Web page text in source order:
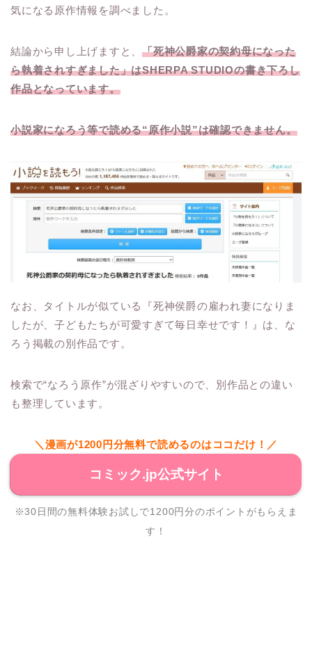
気になる原作情報を調べました。
結論から申し上げますと、「死神公爵家の契約母になった
ら執着されすぎました」はSHERPA STUDIOの書き下ろし
作品となっています。
小説家になろう等で読める“原作小説”は確認できません。
なお、タイトルが似ている『死神侯爵の雇われ妻になりま
したが、子どもたちが可愛すぎて毎日幸せです！』は、な
ろう掲載の別作品です。
検索で“なろう原作”が混ざりやすいので、別作品との違い
も整理しています。
＼漫画が1200円分無料で読めるのはココだけ！／
コミック.jp公式サイト
※30日間の無料体験お試しで1200円分のポイントがもらえま
す！